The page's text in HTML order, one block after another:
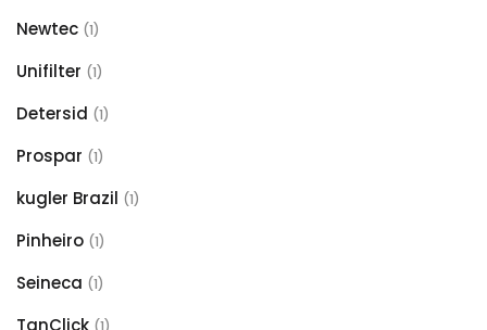
Newtec (1)
Unifilter (1)
Detersid (1)
Prospar (1)
kugler Brazil (1)
Pinheiro (1)
Seineca (1)
TanClick (1)